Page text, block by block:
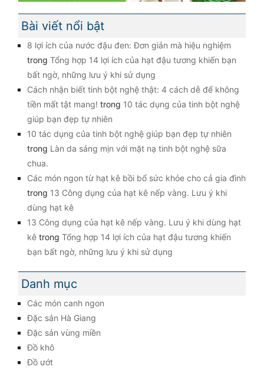
Bài viết nổi bật
8 lợi ích của nước đậu đen: Đơn giản mà hiệu nghiệm
trong Tổng hợp 14 lợi ích của hạt đậu tương khiến bạn
bất ngờ, những lưu ý khi sử dụng
Cách nhận biết tinh bột nghệ thật: 4 cách dễ để không
tiền mất tật mang! trong 10 tác dụng của tinh bột nghệ
giúp bạn đẹp tự nhiên
10 tác dụng của tinh bột nghệ giúp bạn đẹp tự nhiên
trong Làn da sáng mịn với mặt nạ tinh bột nghệ sữa
chua.
Các món ngon từ hạt kê bồi bổ sức khỏe cho cả gia đình
trong 13 Công dụng của hạt kê nếp vàng. Lưu ý khi
dùng hạt kê
13 Công dụng của hạt kê nếp vàng. Lưu ý khi dùng hạt
kê trong Tổng hợp 14 lợi ích của hạt đậu tương khiến
bạn bất ngờ, những lưu ý khi sử dụng
Danh mục
Các món canh ngon
Đặc sản Hà Giang
Đặc sản vùng miền
Đồ khô
Đồ ướt